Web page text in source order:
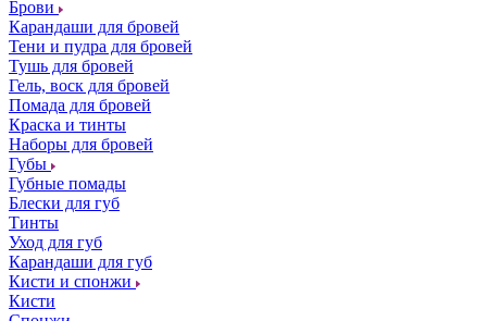
Брови
Карандаши для бровей
Тени и пудра для бровей
Тушь для бровей
Гель, воск для бровей
Помада для бровей
Краска и тинты
Наборы для бровей
Губы
Губные помады
Блески для губ
Тинты
Уход для губ
Карандаши для губ
Кисти и спонжи
Кисти